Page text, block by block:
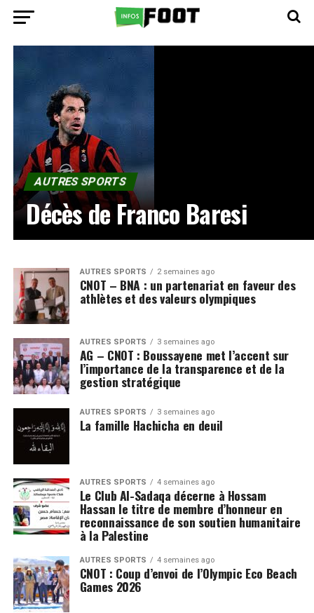
AUTRES SPORTS
Décès de Franco Baresi
AUTRES SPORTS 2 semaines ago
CNOT – BNA : un partenariat en faveur des
athlètes et des valeurs olympiques
AUTRES SPORTS 3 semaines ago
AG – CNOT : Boussayene met l’accent sur
l’importance de la transparence et de la
gestion stratégique
AUTRES SPORTS 3 semaines ago
La famille Hachicha en deuil
AUTRES SPORTS 4 semaines ago
Le Club Al-Sadaqa décerne à Hossam
Hassan le titre de membre d’honneur en
reconnaissance de son soutien humanitaire
à la Palestine
AUTRES SPORTS 4 semaines ago
CNOT : Coup d’envoi de l’Olympic Eco Beach
Games 2026